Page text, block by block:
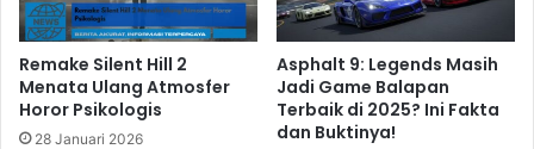
Remake Silent Hill 2
Menata Ulang Atmosfer
Horor Psikologis
28 Januari 2026
Asphalt 9: Legends Masih
Jadi Game Balapan
Terbaik di 2025? Ini Fakta
dan Buktinya!